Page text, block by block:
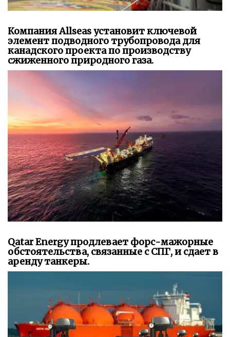
Компания Allseas установит ключевой
элемент подводного трубопровода для
канадского проекта по производству
сжиженного природного газа.
Qatar Energy продлевает форс-мажорные
обстоятельства, связанные с СПГ, и сдает в
аренду танкеры.